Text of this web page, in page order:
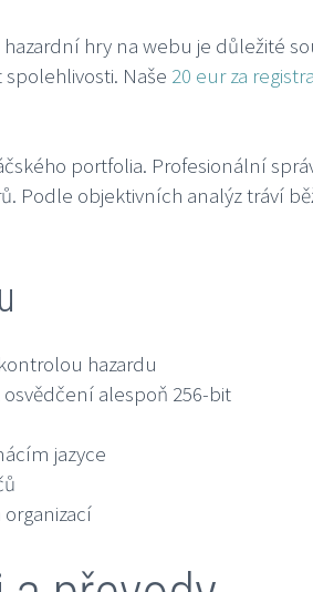
hry na webu je důležité
Naše 20 eur za
portfolia. Profesionální
Podle objektivních analýz tráví
hazardu
alespoň 256-bit
jazyce